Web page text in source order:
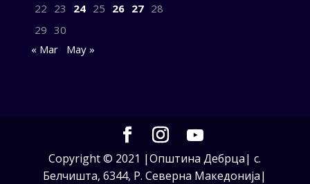
22 23 24 25 26 27 28
29 30
« Mar
May »
Copyright © 2021 |Општина Дебрца| с.
Белчишта, 6344, Р. Северна Македонија|